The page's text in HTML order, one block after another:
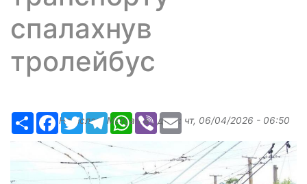
спалахнув
тролейбус
РесурсFacebook
TwitterTelegramWhatsApp
Viber Email
Надіслав: Margarita, дата: чт, 06/04/2026 - 06:50